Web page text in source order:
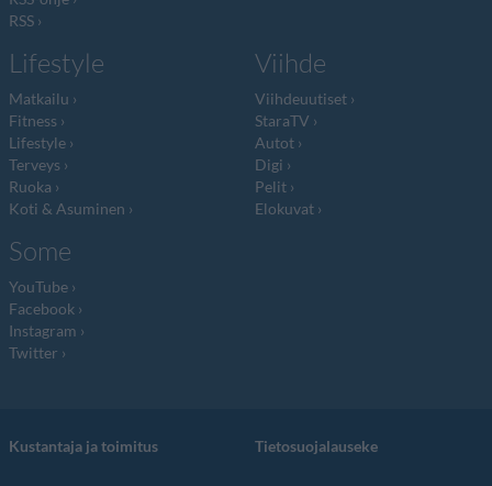
RSS
Lifestyle
Matkailu
Fitness
Lifestyle
Terveys
Ruoka
Koti & Asuminen
Viihde
Viihdeuutiset
StaraTV
Autot
Digi
Pelit
Elokuvat
Some
YouTube
Facebook
Instagram
Twitter
Kustantaja ja toimitus Tietosuojalauseke